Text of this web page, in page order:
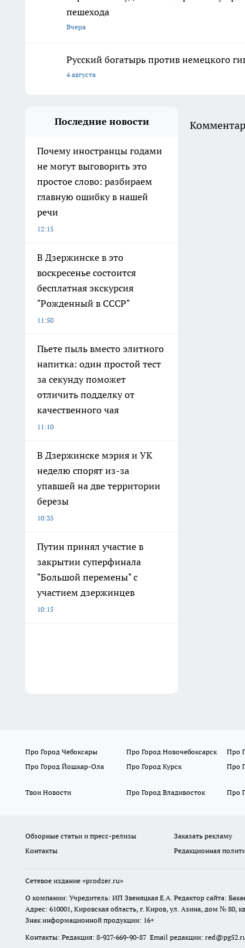
пешехода
Вчера
Русский богатырь против немецкого
4 августа
Последние новости
Почему иностранцы годами
не могут выговорить это
простое слово: разбираем
главную ошибку в нашей
речи
12:15
В Дзержинске в это
воскресенье состоится
бесплатная экскурсия
"Рожденный в СССР"
11:50
Пьете пыль вместо элитного
напитка: один простой тест
за секунду поможет
отличить подделку от
качественного чая
11:10
В Дзержинске мэрия и УК
неделю спорят из-за
упавшей на две территории
березы
10:35
Путин принял участие в
закрытии суперфинала
"Большой перемены" с
участием дзержинцев
10:15
Про Город Чебоксары Про Город Новочебоксарск Про
Про Город Йошкар-Ола
Про Город Курск Про
Твои Новости
Про Город Владивосток Про
Обзорные статьи и пресс-релизы Заказать рекламу
Контакты
Редакционная
Сетевое издание «prodzer.ru»
О компании: Учредитель: ИП Звеняцкая Е.А. Редактор сайта:
Адрес: 610001, Кировская область, г. Киров, ул. Азина, дом № 80,
Знак информационной продукции: 16+
Контакты: Редакция: 8-927-669-90-87 Email редакции: